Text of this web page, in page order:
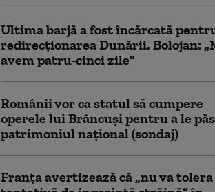
Ultima barjă a fost încărcată
redirecționarea Dunării. Bolojan:
avem patru-cinci zile”
Românii vor ca statul să cumpere
operele lui Brâncuși pentru a le
patrimoniul național (sondaj)
Franţa avertizează că „nu va